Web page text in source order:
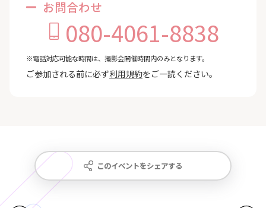
お問合わせ
080-4061-8838
※電話対応可能な時間は、撮影会開催時間内のみとなります。
ご参加される前に必ず利用規約をご一読ください。
このイベントをシェアする